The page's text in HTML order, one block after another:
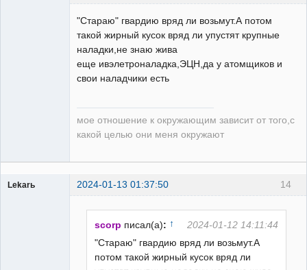
"Стараю" гвардию вряд ли возьмут.А потом
такой жирный кусок вряд ли упустят крупные
наладки,не знаю жива
еще ивэлетроналадка,ЭЦН,да у атомщиков и
свои наладчики есть
мое отношение к окружающим зависит от того,с
какой целью они меня окружают
14
Lekarь 2024-01-13 01:37:50
scorp писал(а): ↑
2024-01-12 14:11:44
"Стараю" гвардию вряд ли возьмут.А
потом такой жирный кусок вряд ли